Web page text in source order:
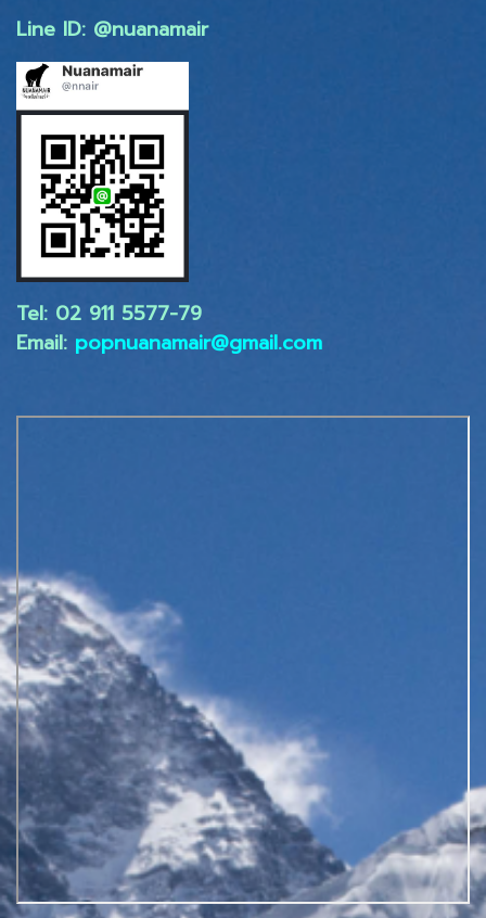
Line ID: @nuanamair
Tel: 02 ​911 5577-79
Email: popnuanamair@gmail.com